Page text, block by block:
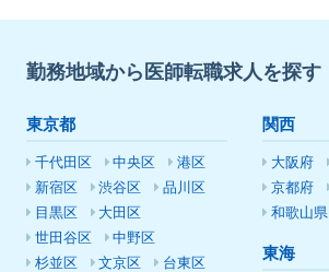
勤務地域から医師転職求人を探す
東京都
千代田区 中央区
港区
新宿区
渋谷区
品川区
目黒区
大田区
世田谷区
中野区
杉並区
文京区
台東区
関西
大阪府
京都府
和歌山県
東海